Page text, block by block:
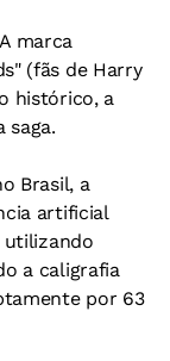
marca
(fãs de Harry
histórico, a
saga.
Brasil, a
artificial
utilizando
a caligrafia
por 63